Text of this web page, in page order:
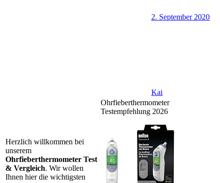
2. September 2020
Kai
Herzlich willkommen bei
unserem
Ohrfieberthermometer Test
& Vergleich. Wir wollen
Ihnen hier die wichtigsten
Ohrfieberthermometer
Testempfehlung 2026